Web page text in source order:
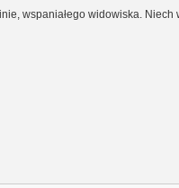
wspaniałego widowiska. Niech